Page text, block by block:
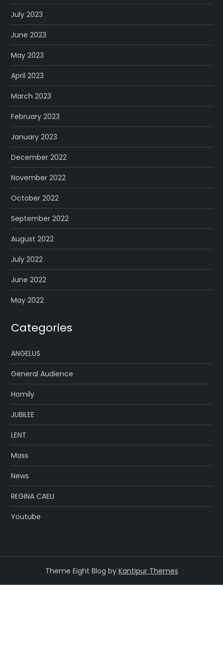
July 2023
June 2023
May 2023
April 2023
March 2023
February 2023
January 2023
December 2022
November 2022
October 2022
September 2022
August 2022
July 2022
June 2022
May 2022
Categories
ANGELUS
General Audience
Homily
JUBILEE
LENT
Mass
News
REGINA CAELI
Youtube
Theme Eight Blog by Kantipur Themes